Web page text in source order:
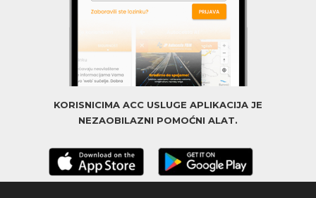
KORISNICIMA ACC USLUGE APLIKACIJA JE
NEZAOBILAZNI POMOĆNI ALAT.